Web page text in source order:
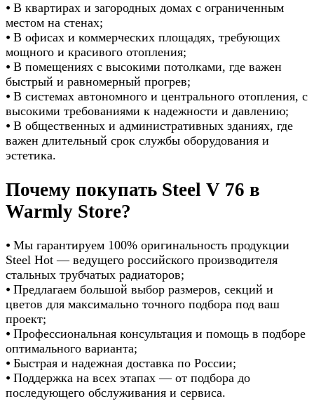
⦁ В квартирах и загородных домах с ограниченным
местом на стенах;
⦁ В офисах и коммерческих площадях, требующих
мощного и красивого отопления;
⦁ В помещениях с высокими потолками, где важен
быстрый и равномерный прогрев;
⦁ В системах автономного и центрального отопления, с
высокими требованиями к надежности и давлению;
⦁ В общественных и административных зданиях, где
важен длительный срок службы оборудования и
эстетика.
Почему покупать Steel V 76 в
Warmly Store?
⦁ Мы гарантируем 100% оригинальность продукции
Steel Hot — ведущего российского производителя
стальных трубчатых радиаторов;
⦁ Предлагаем большой выбор размеров, секций и
цветов для максимально точного подбора под ваш
проект;
⦁ Профессиональная консультация и помощь в подборе
оптимального варианта;
⦁ Быстрая и надежная доставка по России;
⦁ Поддержка на всех этапах — от подбора до
последующего обслуживания и сервиса.